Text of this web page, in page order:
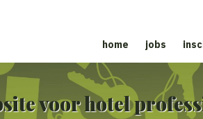
home jobs
voor hotel